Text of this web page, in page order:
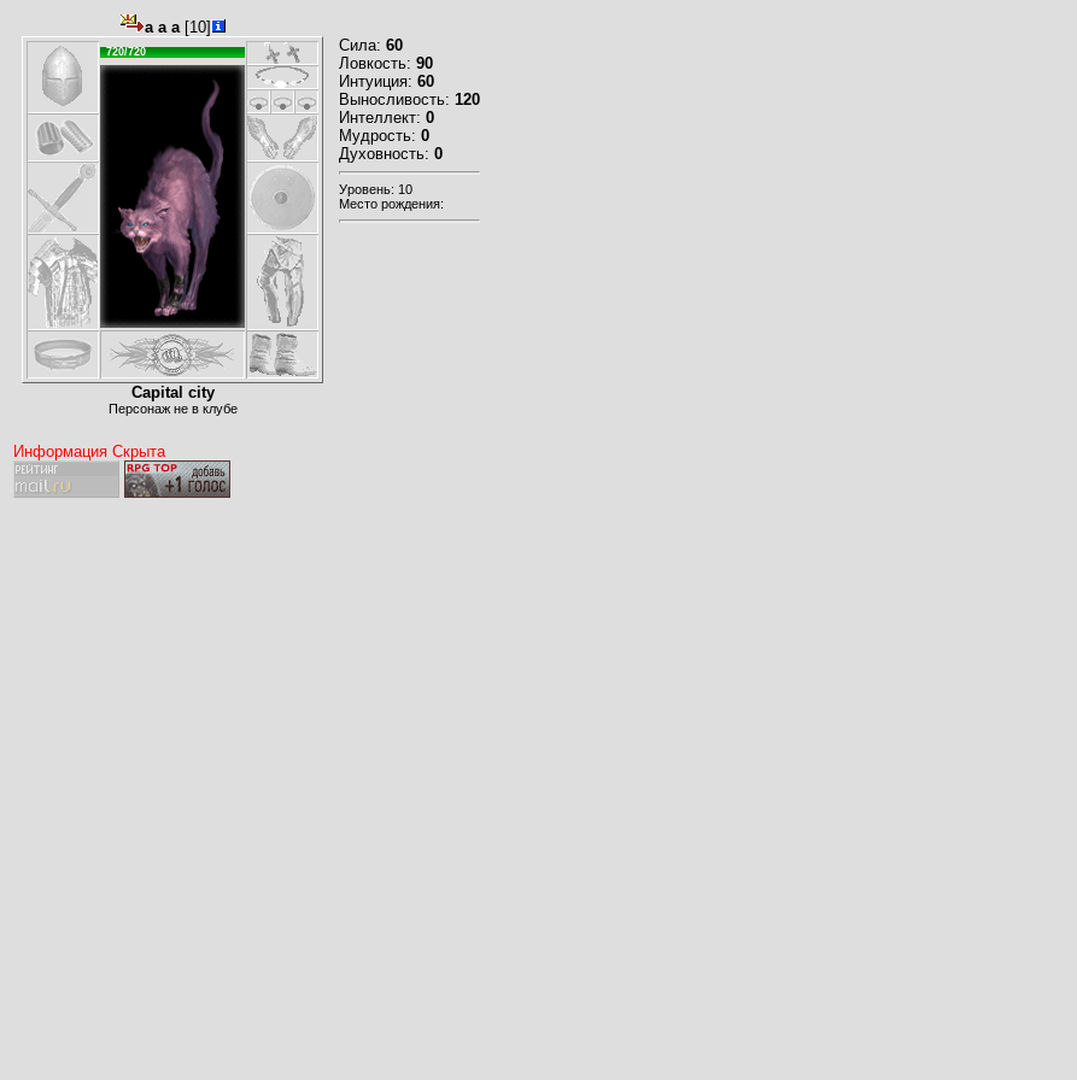
a a a[10]
720/720
Capital city
Персонаж не в клубе
Сила: 60
Ловкость: 90
Интуиция: 60
Выносливость: 120
Интеллект: 0
Мудрость: 0
Духовность: 0
Уровень: 10
Место рождения:
Информация Скрыта